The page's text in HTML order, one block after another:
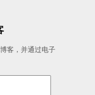
客，并通过电子